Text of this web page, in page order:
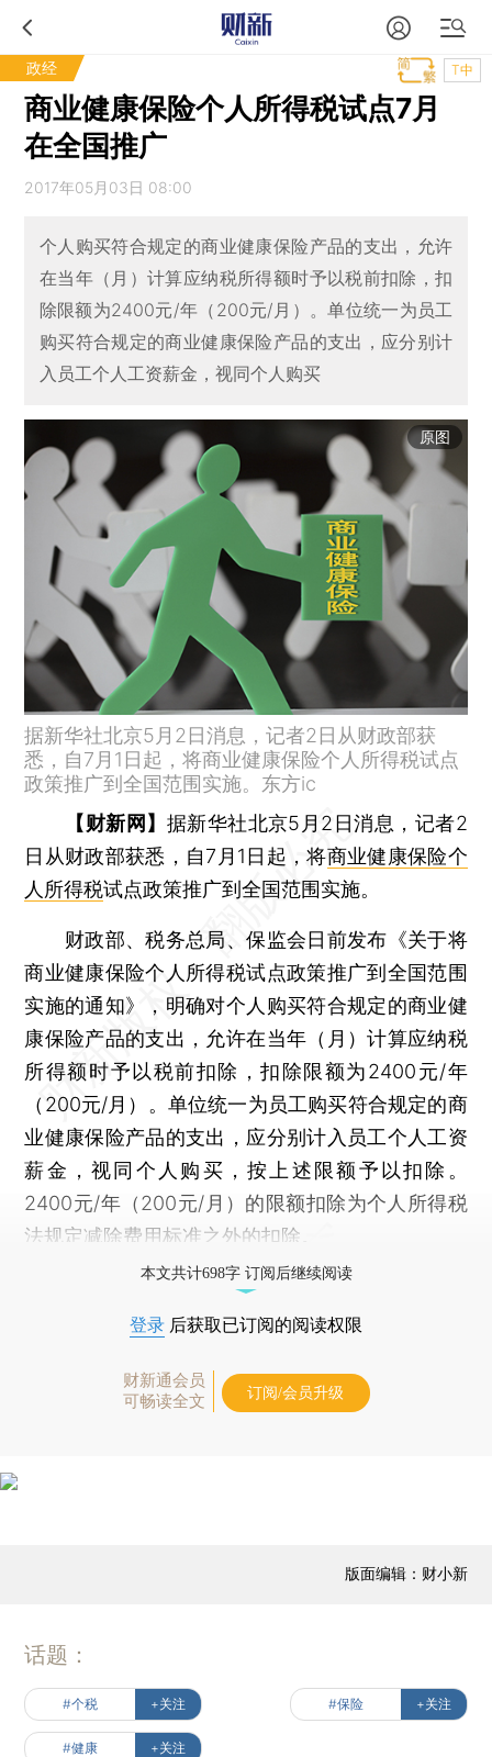
政经 T中
商业健康保险个人所得税试点7月
在全国推广
2017年05月03日 08:00
个人购买符合规定的商业健康保险产品的支出，允许
在当年（月）计算应纳税所得额时予以税前扣除，扣
除限额为2400元/年（200元/月）。单位统一为员工
购买符合规定的商业健康保险产品的支出，应分别计
入员工个人工资薪金，视同个人购买
原图
据新华社北京5月2日消息，记者2日从财政部获
悉，自7月1日起，将商业健康保险个人所得税试点
政策推广到全国范围实施。东方ic
【财新网】 据新华社北京5月2日消息，记者2
日从财政部获悉，自7月1日起，将商业健康保险个
人所得税试点政策推广到全国范围实施。
财政部、税务总局、保监会日前发布《关于将
商业健康保险个人所得税试点政策推广到全国范围
实施的通知》，明确对个人购买符合规定的商业健
康保险产品的支出，允许在当年（月）计算应纳税
所得额时予以税前扣除，扣除限额为2400元/年
（200元/月）。单位统一为员工购买符合规定的商
业健康保险产品的支出，应分别计入员工个人工资
薪金，视同个人购买，按上述限额予以扣除。
2400元/年（200元/月）的限额扣除为个人所得税
法规定减除费用标准之外的扣除。
本文共计698字 订阅后继续阅读
登录 后获取已订阅的阅读权限
财新通会员
可畅读全文
订阅/会员升级
版面编辑：财小新
话题：
#个税 +关注 #保险 +关注
#健康 +关注